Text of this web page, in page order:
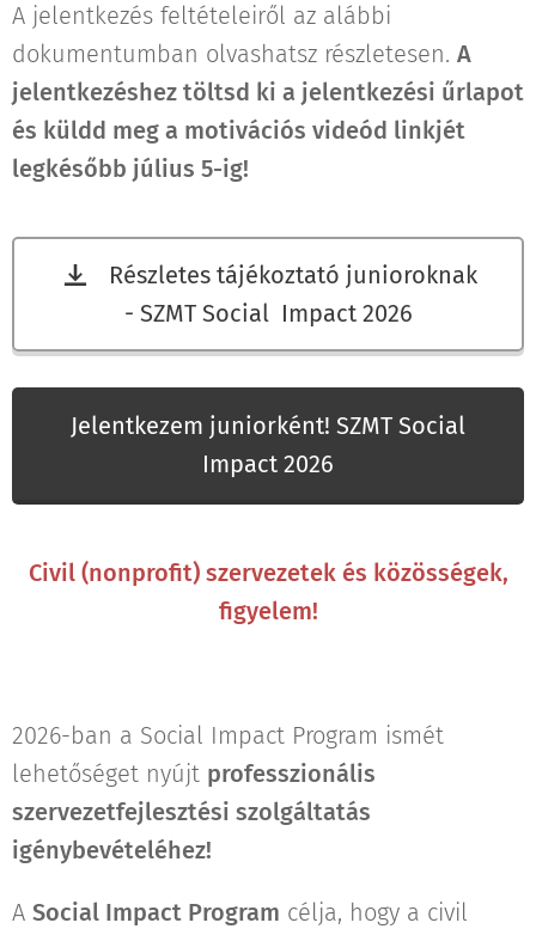
A jelentkezés feltételeiről az alábbi
dokumentumban olvashatsz részletesen. A
jelentkezéshez töltsd ki a jelentkezési űrlapot
és küldd meg a motivációs videód linkjét
legkésőbb július 5-ig!
Részletes tájékoztató junioroknak
- SZMT Social Impact 2026
Jelentkezem juniorként! SZMT Social
Impact 2026
Civil (nonprofit) szervezetek és közösségek,
figyelem!
2026-ban a Social Impact Program ismét
lehetőséget nyújt professzionális
szervezetfejlesztési szolgáltatás
igénybevételéhez!
A Social Impact Program célja, hogy a civil